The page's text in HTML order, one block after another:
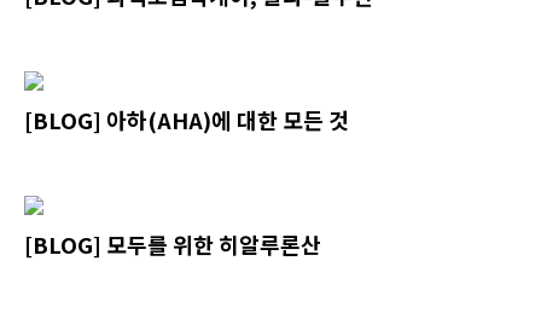
[BLOG] 아하(AHA)에 대한 모든 것
[BLOG] 모두를 위한 히알루론산